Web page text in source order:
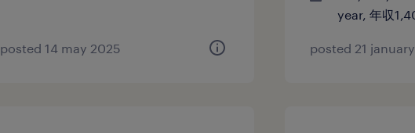
posted 14 may 2025
year, 年収
posted 21